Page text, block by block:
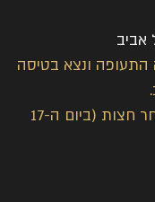
התעופה ונצא בטיסה